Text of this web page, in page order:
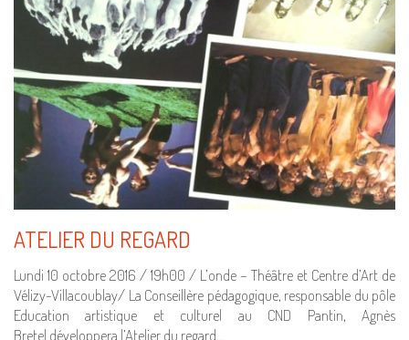
ATELIER DU REGARD
Lundi 10 octobre 2016 / 19h00 / L’onde – Théâtre et Centre d’Art de
Vélizy-Villacoublay/ La Conseillère pédagogique, responsable du pôle
Education artistique et culturel au CND Pantin, Agnès
Bretel développera l’Atelier du regard…